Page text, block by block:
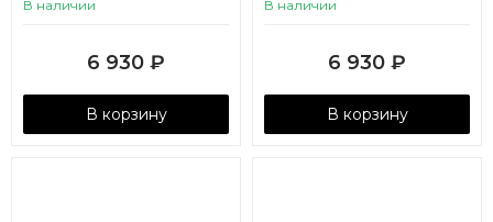
В наличии
6 930 ₽
В корзину
В наличии
6 930 ₽
В корзину